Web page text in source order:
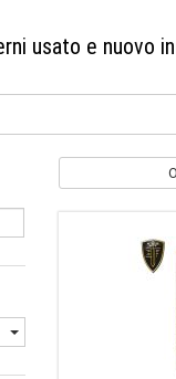
usato e nuovo